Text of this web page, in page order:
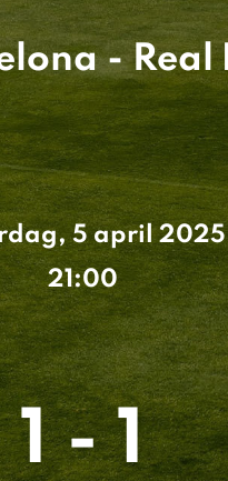
- Real
5 april 2025
21:00
1 - 1